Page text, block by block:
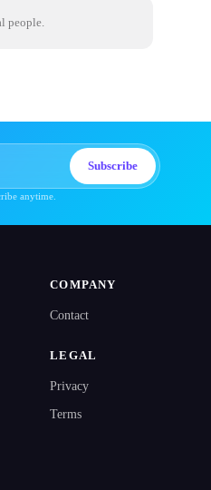
people.
Subscribe
anytime.
COMPANY
Contact
LEGAL
Privacy
Terms